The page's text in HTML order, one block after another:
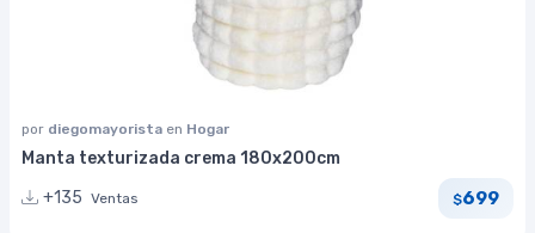
por diegomayorista en Hogar
Manta texturizada crema 180x200cm
+135 Ventas $699